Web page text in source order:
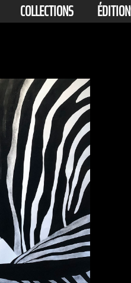
COLLECTIONS